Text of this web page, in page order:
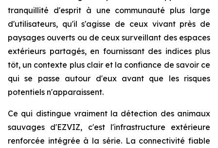
tranquillité d'esprit à une communauté plus large
d'utilisateurs, qu'il s'agisse de ceux vivant près de
paysages ouverts ou de ceux surveillant des espaces
extérieurs partagés, en fournissant des indices plus
tôt, un contexte plus clair et la confiance de savoir ce
qui se passe autour d'eux avant que les risques
potentiels n'apparaissent.
Ce qui distingue vraiment la détection des animaux
sauvages d'EZVIZ, c'est l'infrastructure extérieure
renforcée intégrée à la série. La connectivité fiable